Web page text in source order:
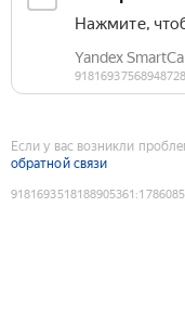
Если у вас возникли
обратной связи
9181693518188905361 :